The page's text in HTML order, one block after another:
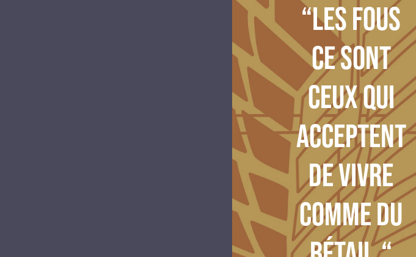
“Les fous
ce sont
ceux qui
acceptent
de vivre
comme du